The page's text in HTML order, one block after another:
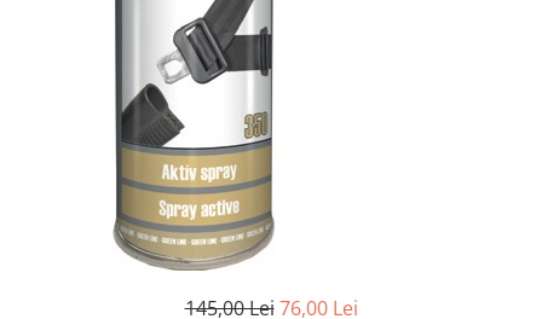
Dispozitive de sablat & accesorii
Dispozitive spalat piese
Dulapuri Bancuri Carucioare
Bancuri de lucru
Carucioare pentru marfa
Cutii pentru scule
Dulapuri echipate
145,00 Lei 76,00 Lei